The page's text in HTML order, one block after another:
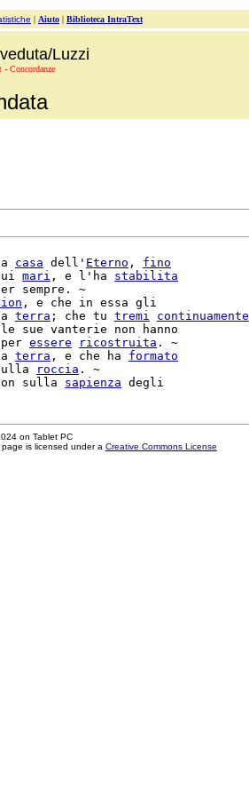
| Aiuto | Biblioteca IntraText
Luzzi
- Concordanze
casa dell' Eterno , fino
mari , e l'ha stabilita
sempre. ~
, e che in essa gli
terra ; che tu tremi continuamente
sue vanterie non hanno
essere ricostruita . ~
terra , e che ha formato
roccia
sulla sapienza
on Tablet PC
is licensed under a Creative Commons License